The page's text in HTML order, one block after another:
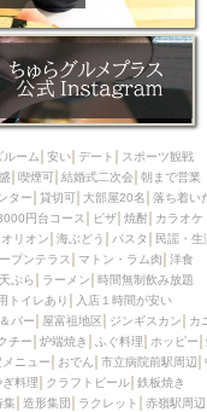
が安い
串
ギスカン
ン
古島駅周辺
ふぐ料理
ュッフェ）
ー
おでん
き
やぎ料理
小禄駅周辺
造形集団
ルーム 安い デート
スポーツ観戦
喫煙可 結婚式二次会 朝まで営業
ター 貸切可 大部屋20名
落ち着い
円台コース ピザ 焼酎
カラオケ
オリオン 海ぶどう パスタ
民謡・生
プンテラス マトン・ラム肉
洋食
天ぷら ラーメン
時間無制飲み放題
トイレあり
入店１時間が安い
バー 屋富祖地区 ジンギスカン
カ
チー 炉端焼き ふぐ料理 ホッピー
ニュー おでん 市立病院前駅周辺
ぎ料理 クラフトビール 鉄板焼き
集 造形集団 ラクレット 赤嶺駅周辺